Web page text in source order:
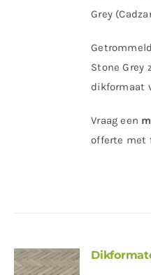
Grey
Stone Grey
dikformaat
Vraag een
offerte met